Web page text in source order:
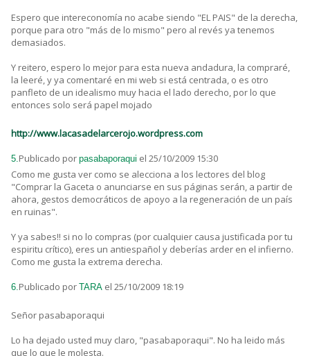
Espero que intereconomía no acabe siendo "EL PAIS" de la derecha,
porque para otro "más de lo mismo" pero al revés ya tenemos
demasiados.
Y reitero, espero lo mejor para esta nueva andadura, la compraré,
la leeré, y ya comentaré en mi web si está centrada, o es otro
panfleto de un idealismo muy hacia el lado derecho, por lo que
entonces solo será papel mojado
http://www.lacasadelarcerojo.wordpress.com
5.Publicado por pasabaporaqui el 25/10/2009 15:30
Como me gusta ver como se alecciona a los lectores del blog
"Comprar la Gaceta o anunciarse en sus páginas serán, a partir de
ahora, gestos democráticos de apoyo a la regeneración de un país
en ruinas".
Y ya sabes!! si no lo compras (por cualquier causa justificada por tu
espiritu crítico), eres un antiespañol y deberías arder en el infierno.
Como me gusta la extrema derecha.
6.Publicado por TARA el 25/10/2009 18:19
Señor pasabaporaqui
Lo ha dejado usted muy claro, "pasabaporaqui". No ha leido más
que lo que le molesta.